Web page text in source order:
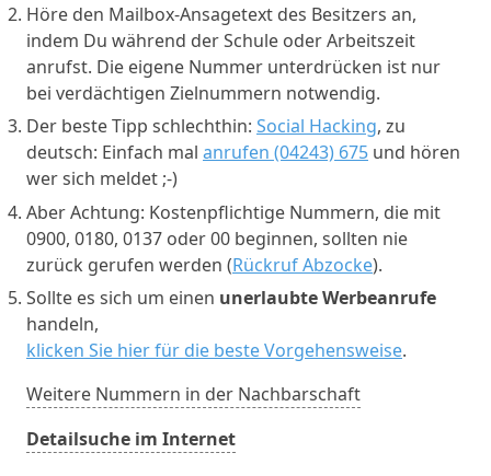
Höre den Mailbox-Ansagetext des Besitzers an,
indem Du während der Schule oder Arbeitszeit
anrufst. Die eigene Nummer unterdrücken ist nur
bei verdächtigen Zielnummern notwendig.
Der beste Tipp schlechthin: Social Hacking, zu
deutsch: Einfach mal anrufen (04243) 675 und hören
wer sich meldet ;-)
Aber Achtung: Kostenpflichtige Nummern, die mit
0900, 0180, 0137 oder 00 beginnen, sollten nie
zurück gerufen werden (Rückruf Abzocke).
Sollte es sich um einen unerlaubte Werbeanrufe
handeln,
klicken Sie hier für die beste Vorgehensweise.
Weitere Nummern in der Nachbarschaft
Detailsuche im Internet